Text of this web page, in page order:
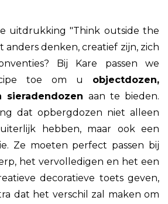
uitdrukking "Think outside the
anders denken, creatief zijn, zich
Bij Kare passen we
toe om u objectdozen,
sieradendozen aan te bieden.
dat opbergdozen niet alleen
hebben, maar ook een
Ze moeten perfect passen bij
het vervolledigen en het een
decoratieve toets geven,
dat het verschil zal maken om